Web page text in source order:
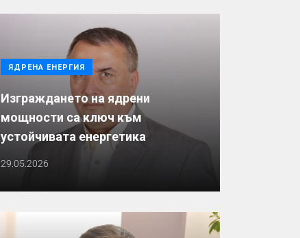
ЯДРЕНА ЕНЕРГИЯ
Изграждането на ядрени
мощности са ключ към
устойчивата енергетика
29.05.2026